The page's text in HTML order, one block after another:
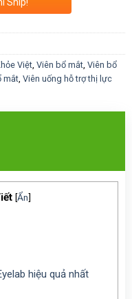
Việt, Viên bổ mắt, Viên bổ
mắt, Viên uống hỗ trợ thị lực
[Ẩn]
hiệu quả nhất